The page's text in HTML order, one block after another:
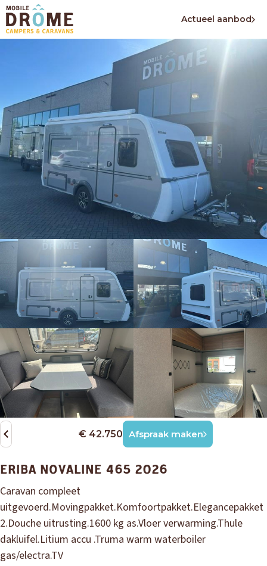
Actueel aanbod
€ 42.750 Afspraak maken
ERIBA NOVALINE 465 2026
Caravan compleet
uitgevoerd.Movingpakket.Komfoortpakket.Elegancepakket
2.Douche uitrusting.1600 kg as.Vloer verwarming.Thule
dakluifel.Litium accu .Truma warm waterboiler
gas/electra.TV